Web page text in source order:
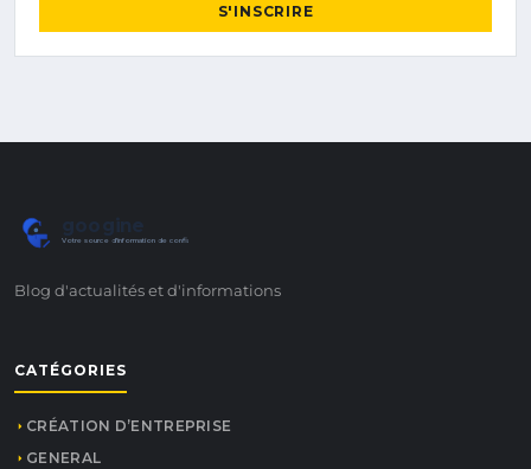
S'INSCRIRE
Votre source d'information de confiance
Blog d'actualités et d'informations
CATÉGORIES
CRÉATION D’ENTREPRISE
GENERAL